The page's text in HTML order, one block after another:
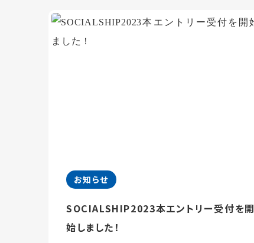
お知らせ
SOCIALSHIP2023本エントリー受付を開
始しました！